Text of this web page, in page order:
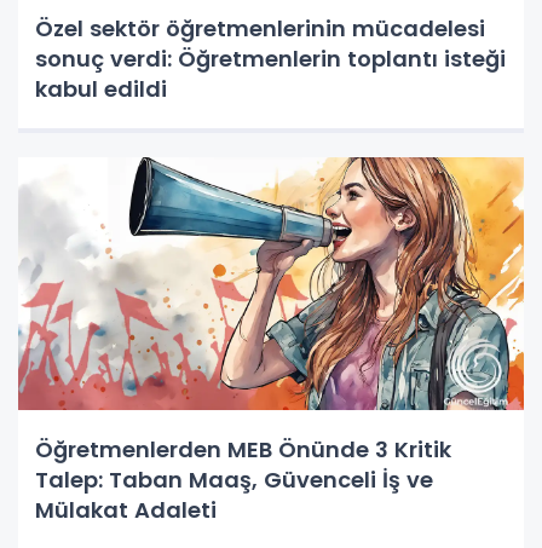
Özel sektör öğretmenlerinin mücadelesi
sonuç verdi: Öğretmenlerin toplantı isteği
kabul edildi
Öğretmenlerden MEB Önünde 3 Kritik
Talep: Taban Maaş, Güvenceli İş ve
Mülakat Adaleti